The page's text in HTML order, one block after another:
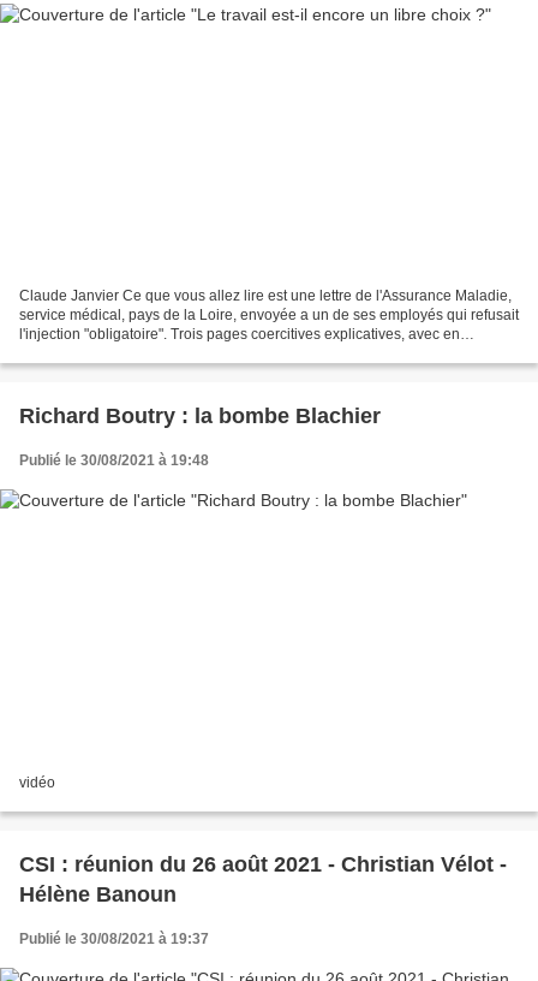
Claude Janvier Ce que vous allez lire est une lettre de l'Assurance Maladie,
service médical, pays de la Loire, envoyée a un de ses employés qui refusait
l'injection "obligatoire". Trois pages coercitives explicatives, avec en
Richard Boutry : la bombe Blachier
Publié le 30/08/2021 à 19:48
vidéo
CSI : réunion du 26 août 2021 - Christian Vélot -
Hélène Banoun
Publié le 30/08/2021 à 19:37